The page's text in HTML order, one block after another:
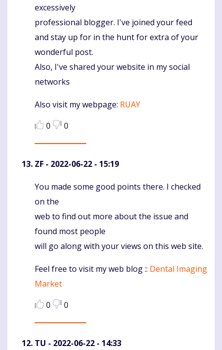
excessively
professional blogger. I've joined your feed
and stay up for in the hunt for extra of your
wonderful post.
Also, I've shared your website in my social
networks
Also visit my webpage: RUAY
0
0
ZF - 2022-06-22 - 15:19
Komentaras
You made some good points there. I checked
on the
web to find out more about the issue and
found most people
will go along with your views on this web site.
Feel free to visit my web blog :: Dental Imaging
Market
0
0
TU - 2022-06-22 - 14:33